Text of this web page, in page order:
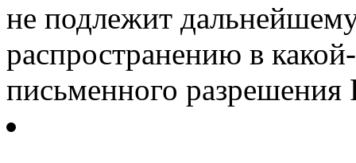
не подлежит
распространению в
письменного разрешения